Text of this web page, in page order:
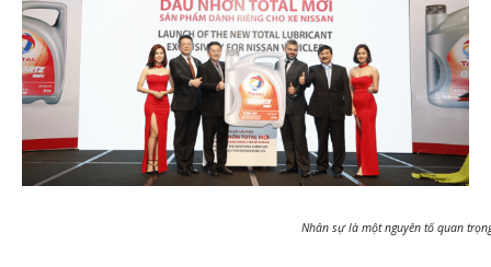
Nhân sự là một nguyên tố quan